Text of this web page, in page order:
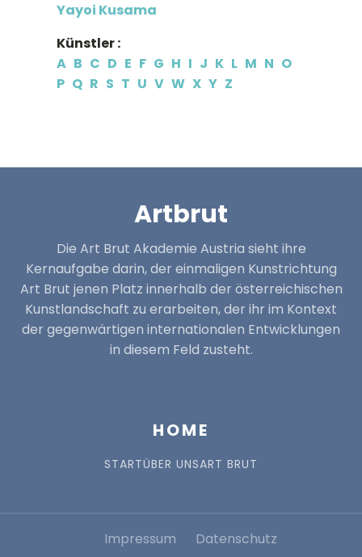
Yayoi Kusama
Künstler :
A B C D E F G H I J K L M N O
P Q R S T U V W X Y Z
Artbrut
Die Art Brut Akademie Austria sieht ihre
Kernaufgabe darin, der einmaligen Kunstrichtung
Art Brut jenen Platz innerhalb der österreichischen
Kunstlandschaft zu erarbeiten, der ihr im Kontext
der gegenwärtigen internationalen Entwicklungen
in diesem Feld zusteht.
HOME
STARTÜBER UNSART BRUT
Impressum Datenschutz